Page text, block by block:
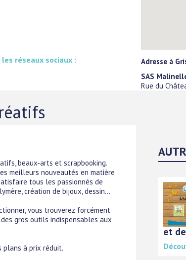
les réseaux sociaux : Adresse à
SAS
Rue du
beaux-arts et scrapbooking.
meilleurs nouveautés en matière
tous les passionnés de
création de bijoux, dessin...
vous trouverez forcément
gros outils indispensables aux
plans à prix réduit.
et